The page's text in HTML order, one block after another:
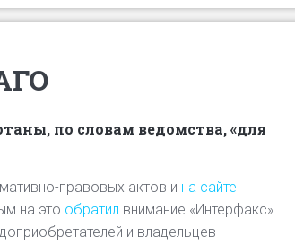
по словам ведомства, «для
правовых актов и на сайте
на это обратил внимание «Интерфакс».
и владельцев